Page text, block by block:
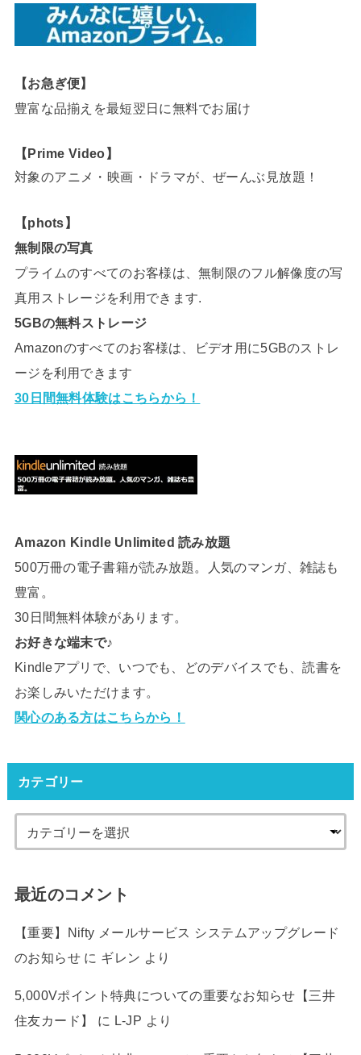
【お急ぎ便】
豊富な品揃えを最短翌日に無料でお届け
【Prime Video】
対象のアニメ・映画・ドラマが、ぜーんぶ見放題！
【phots】
無制限の写真
プライムのすべてのお客様は、無制限のフル解像度の写
真用ストレージを利用できます.
5GBの無料ストレージ
Amazonのすべてのお客様は、ビデオ用に5GBのストレ
ージを利用できます
30日間無料体験はこちらから！
Amazon Kindle Unlimited 読み放題
500万冊の電子書籍が読み放題。人気のマンガ、雑誌も
豊富。
30日間無料体験があります。
お好きな端末で♪
Kindleアプリで、いつでも、どのデバイスでも、読書を
お楽しみいただけます。
関心のある方はこちらから！
カテゴリー
最近のコメント
【重要】Nifty メールサービス システムアップグレード
のお知らせに ギレン より
5,000Vポイント特典についての重要なお知らせ【三井
住友カード】
に L-JP より